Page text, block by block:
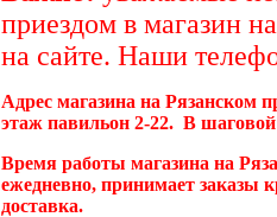
приездом в магазин
на сайте. Наши
Адрес магазина на Рязанском
этаж павильон 2-22. В
Время работы магазина на
ежедневно, принимает заказы
доставка.